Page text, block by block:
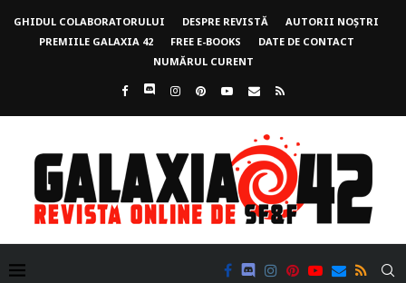
GHIDUL COLABORATORULUI DESPRE REVISTĂ
AUTORII NOȘTRI
PREMIILE GALAXIA 42
FREE E-BOOKS
DATE DE CONTACT
NUMĂRUL CURENT